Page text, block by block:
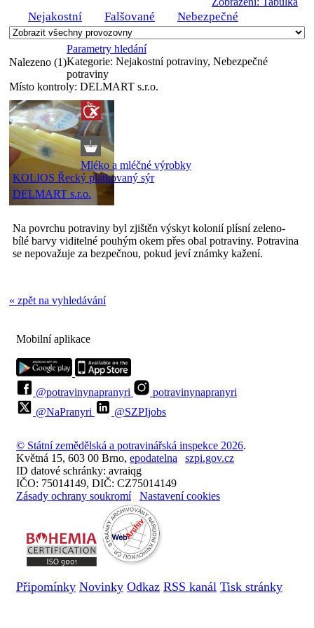
Nejakostní Falšované Nebezpečné
Nalezeno (1)
Parametry hledání
Kategorie: Nejakostní potraviny, Nebezpečné
potraviny
Místo kontroly: DELMART s.r.o.
Mléko a mléčné výrobky
KOLIOS Řecký plátkovaný sýr
DELMART s.r.o.
Na povrchu potraviny byl zjištěn výskyt kolonií plísní zeleno-
bílé barvy viditelné pouhým okem přes obal potraviny. Potravina
se nepovažuje za bezpečnou, pokud jeví známky kažení.
« zpět na vyhledávání
Mobilní aplikace
@potravinynapranyri
potravinynapranyri
@NaPranyri
@SZPIjobs
© Státní zemědělská a potravinářská inspekce 2026.
Květná 15, 603 00 Brno, epodatelna
szpi.gov.cz
ID datové schránky: avraiqg
IČO: 75014149, DIČ: CZ75014149
Zásady ochrany soukromí
Nastavení cookies
Připomínky Novinky Odkaz RSS kanál Tisk stránky